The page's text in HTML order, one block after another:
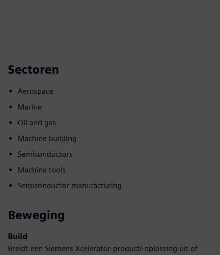
Sectoren
Aerospace
Marine
Oil and gas
Machine building
Semiconductors
Machine tools
Semiconductor manufacturing
Beweging
Build
Breidt een Siemens Xcelerator-product/-oplossing uit of